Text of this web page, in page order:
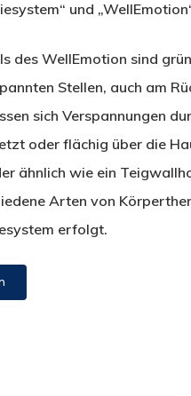
und
des WellEmotion sind
Stellen, auch am
sich Verspannungen
oder flächig über die
ähnlich wie ein
Arten von
erfolgt.